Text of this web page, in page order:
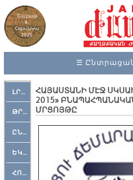
Շաբաթ
8,
Օգոստոս
2026
☰
ԼՐԱՀՈՍ
ԹՐՔԱՀԱՅ ԿԵԱՆՔ
ԸՆԿԵՐԱՄՇԱԿՈՒԹԱՅԻՆ
ԵԿԵՂԵՑԱԿԱՆ
ՀՈԳԵՄՏԱՒՈՐ
ՀԱՅԱՍՏԱՆԻ ՄԷՋ
2015»
ՄՐՑՈՅԹԸ